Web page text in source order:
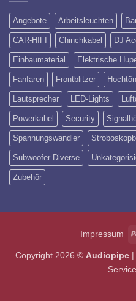
Angebote Arbeitsleuchten
CAR-HIFI Chinchkabel DJ
Einbaumaterial Elektrische
Fanfaren Frontblitzer
Lautsprecher LED-Lights
Powerkabel Security
Spannungswandler
Subwoofer Diverse
Zubehör
Impressum
Copyright 2026 © Audiopipe |